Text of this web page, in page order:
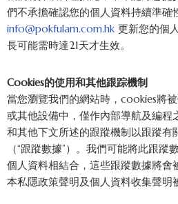
們不承擔確認您的個人資料持續準確
info@pokfulam.com.hk 更新您的個
長可能需時達21天才生效。
Cookies的使用和其他跟踪機制
當您瀏覽我們的網站時，cookies將
或其他設備中，僅作內部導航及編程
和其他下文所述的跟蹤機制以跟蹤有
（“跟蹤數據”）。我們可能將此跟
個人資料相結合，這些跟蹤數據將會
本私隱政策聲明及個人資料收集聲明